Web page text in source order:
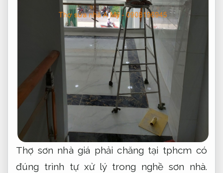
Thợ sơn nhà giá phải chăng tại tphcm có
đúng trình tự xử lý trong nghề sơn nhà.